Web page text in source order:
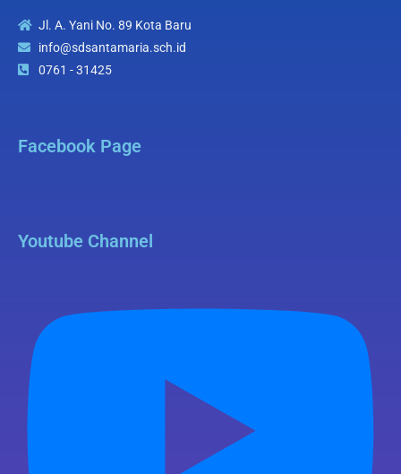
Jl. A. Yani No. 89 Kota Baru
info@sdsantamaria.sch.id
0761 - 31425
Facebook Page
Youtube Channel